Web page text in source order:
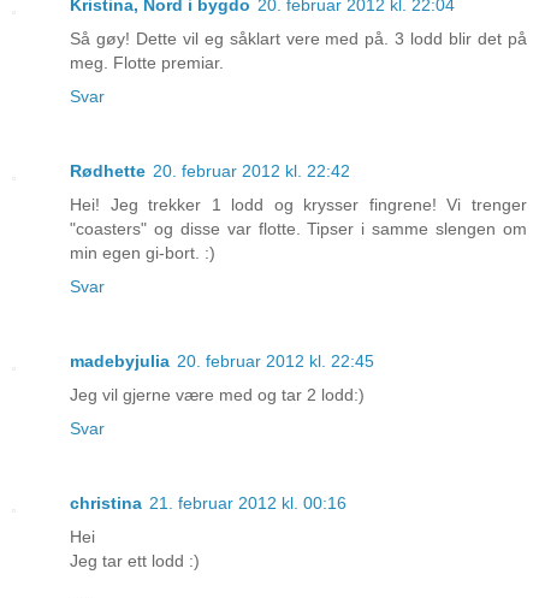
Kristina, Nord i bygdo 20. februar 2012 kl. 22:04
Så gøy! Dette vil eg såklart vere med på. 3 lodd blir det på
meg. Flotte premiar.
Svar
Rødhette 20. februar 2012 kl. 22:42
Hei! Jeg trekker 1 lodd og krysser fingrene! Vi trenger
"coasters" og disse var flotte. Tipser i samme slengen om
min egen gi-bort. :)
Svar
madebyjulia 20. februar 2012 kl. 22:45
Jeg vil gjerne være med og tar 2 lodd:)
Svar
christina 21. februar 2012 kl. 00:16
Hei
Jeg tar ett lodd :)